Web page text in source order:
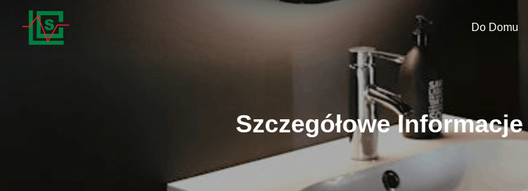
Do Domu
Szczegółowe